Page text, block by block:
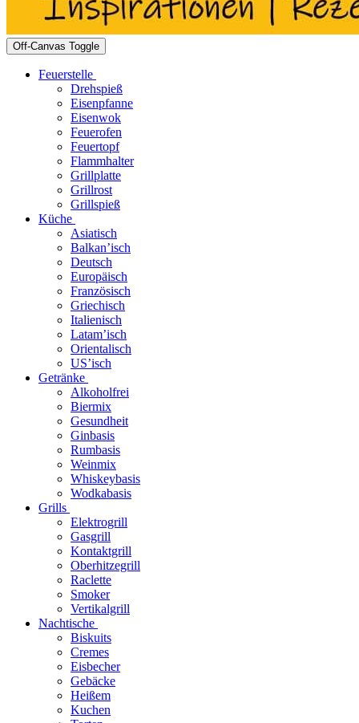
Off-Canvas Toggle
Feuerstelle
Drehspieß
Eisenpfanne
Eisenwok
Feuerofen
Feuertopf
Flammhalter
Grillplatte
Grillrost
Grillspieß
Küche
Asiatisch
Balkan’isch
Deutsch
Europäisch
Französisch
Griechisch
Italienisch
Latam’isch
Orientalisch
US’isch
Getränke
Alkoholfrei
Biermix
Gesundheit
Ginbasis
Rumbasis
Weinmix
Whiskeybasis
Wodkabasis
Grills
Elektrogrill
Gasgrill
Kontaktgrill
Oberhitzegrill
Raclette
Smoker
Vertikalgrill
Nachtische
Biskuits
Cremes
Eisbecher
Gebäcke
Heißem
Kuchen